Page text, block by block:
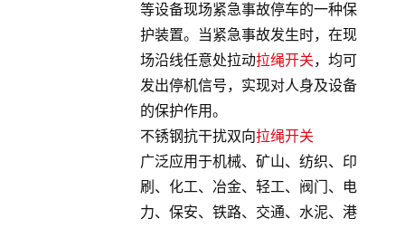
等设备现场紧急事故停车的一种保
护装置。当紧急事故发生时，在现
场沿线任意处拉动拉绳开关，均可
发出停机信号，实现对人身及设备
的保护作用。
不锈钢抗干扰双向拉绳开关
广泛应用于机械、矿山、纺织、印
刷、化工、冶金、轻工、阀门、电
力、保安、铁路、交通、水泥、港